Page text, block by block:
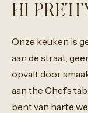
HI
Onze keuken is
aan de straat,
opvaltdoor
aan the Chef’s
bentvan harte